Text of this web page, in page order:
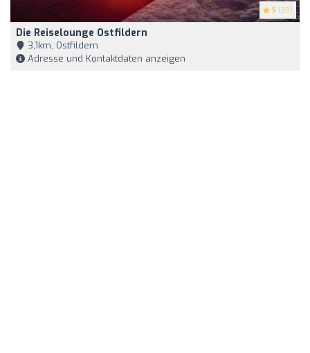
5 (39)
Die Reiselounge Ostfildern
3,1km, Ostfildern
Adresse und Kontaktdaten anzeigen